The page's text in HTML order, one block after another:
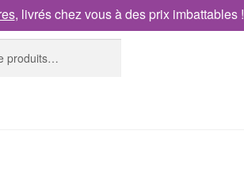
, livrés chez vous à des prix imbattables !